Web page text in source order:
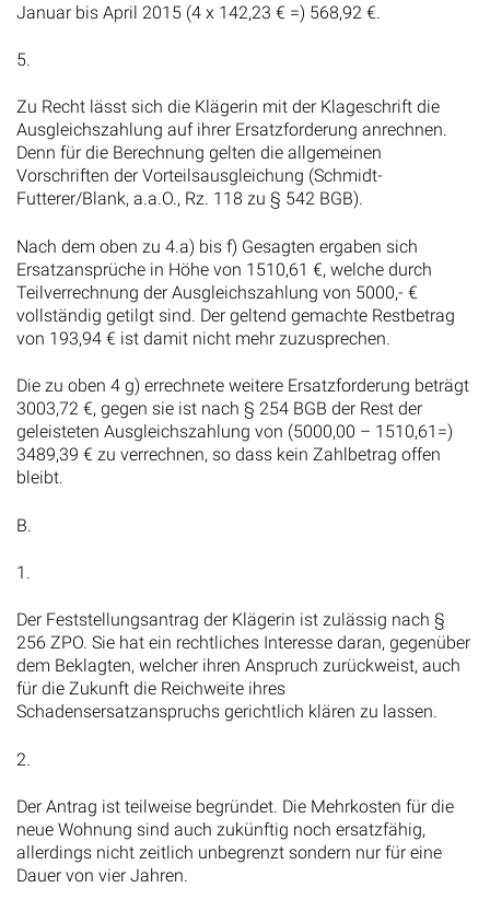
Januar bis April 2015 (4 x 142,23 € =) 568,92 €.
5.
Zu Recht lässt sich die Klägerin mit der Klageschrift die
Ausgleichszahlung auf ihrer Ersatzforderung anrechnen.
Denn für die Berechnung gelten die allgemeinen
Vorschriften der Vorteilsausgleichung (Schmidt-
Futterer/Blank, a.a.O., Rz. 118 zu § 542 BGB).
Nach dem oben zu 4.a) bis f) Gesagten ergaben sich
Ersatzansprüche in Höhe von 1510,61 €, welche durch
Teilverrechnung der Ausgleichszahlung von 5000,- €
vollständig getilgt sind. Der geltend gemachte Restbetrag
von 193,94 € ist damit nicht mehr zuzusprechen.
Die zu oben 4 g) errechnete weitere Ersatzforderung beträgt
3003,72 €, gegen sie ist nach § 254 BGB der Rest der
geleisteten Ausgleichszahlung von (5000,00 – 1510,61=)
3489,39 € zu verrechnen, so dass kein Zahlbetrag offen
bleibt.
B.
1.
Der Feststellungsantrag der Klägerin ist zulässig nach §
256 ZPO. Sie hat ein rechtliches Interesse daran, gegenüber
dem Beklagten, welcher ihren Anspruch zurückweist, auch
für die Zukunft die Reichweite ihres
Schadensersatzanspruchs gerichtlich klären zu lassen.
2.
Der Antrag ist teilweise begründet. Die Mehrkosten für die
neue Wohnung sind auch zukünftig noch ersatzfähig,
allerdings nicht zeitlich unbegrenzt sondern nur für eine
Dauer von vier Jahren.